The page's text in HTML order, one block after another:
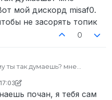
мой дискорд misaf0.
не засорять топик
0
ты так думаешь? мне
чтобы не засорять топик
Бонзибадди
почан, я тебя сам